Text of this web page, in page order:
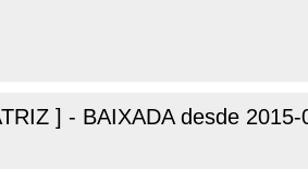
] - BAIXADA desde 2015-